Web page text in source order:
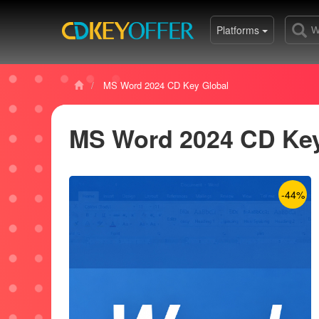
Platforms
MS Word 2024 CD Key Global
MS Word 2024 CD
-44%